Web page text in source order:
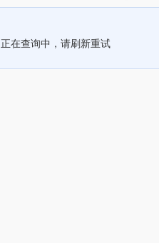
正在查询中，请刷新重试